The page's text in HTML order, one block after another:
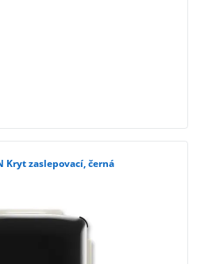
3902A-A001 N Kryt zaslepovací, černá